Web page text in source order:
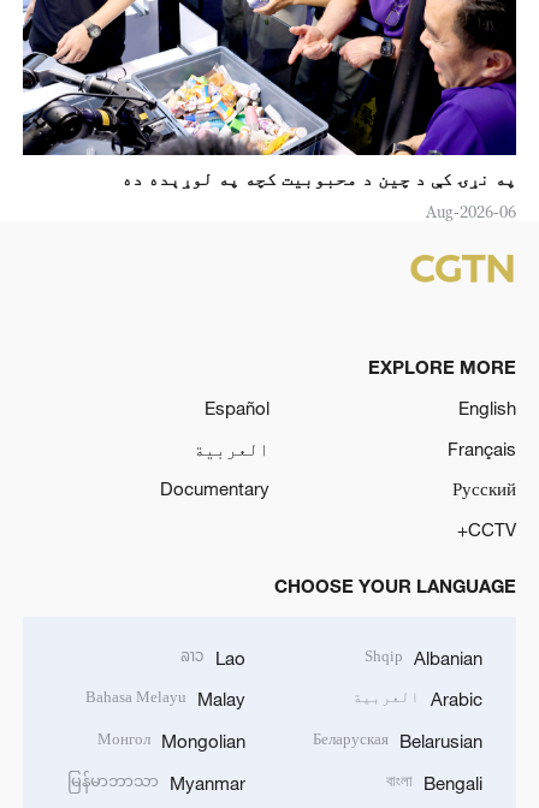
په نړۍ کې د چين د محبوبیت کچه په لوړېده ده
06-Aug-2026
EXPLORE MORE
English
Español
Français
العربية
Русский
Documentary
CCTV+
CHOOSE YOUR LANGUAGE
Albanian
Shqip
Arabic العربية
Belarusian
Беларуская
Bengali
বাংলা
Lao
ລາວ
Malay
Bahasa Melayu
Mongolian
Монгол
Myanmar
မြန်မာဘာသာ